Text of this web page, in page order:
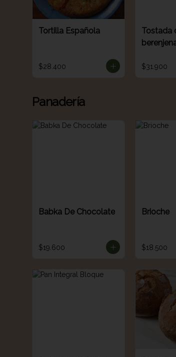
Tortilla Española
$28.400
Tostada
$31.900
Panadería
Babka De Chocolate
$19.600
Brioche
$18.500